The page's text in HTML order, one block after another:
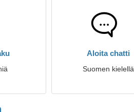
Aloita chatti
Suomen kielellä